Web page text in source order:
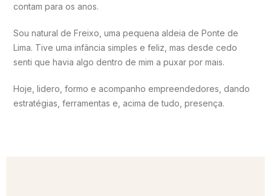
contam para os anos.
Sou natural de Freixo, uma pequena aldeia de Ponte de
Lima. Tive uma infância simples e feliz, mas desde cedo
senti que havia algo dentro de mim a puxar por mais.
Hoje, lidero, formo e acompanho empreendedores, dando
estratégias, ferramentas e, acima de tudo, presença.